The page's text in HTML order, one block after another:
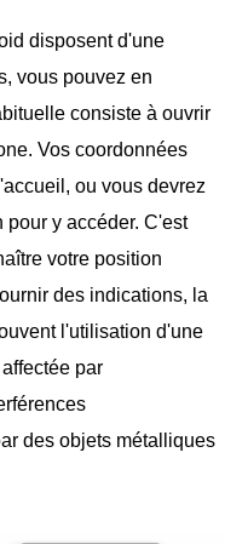
disposent d'une
vous pouvez en
consiste à ouvrir
Vos coordonnées
ou vous devrez
pour y accéder. C'est
votre position
des indications, la
l'utilisation d'une
par
des objets métalliques